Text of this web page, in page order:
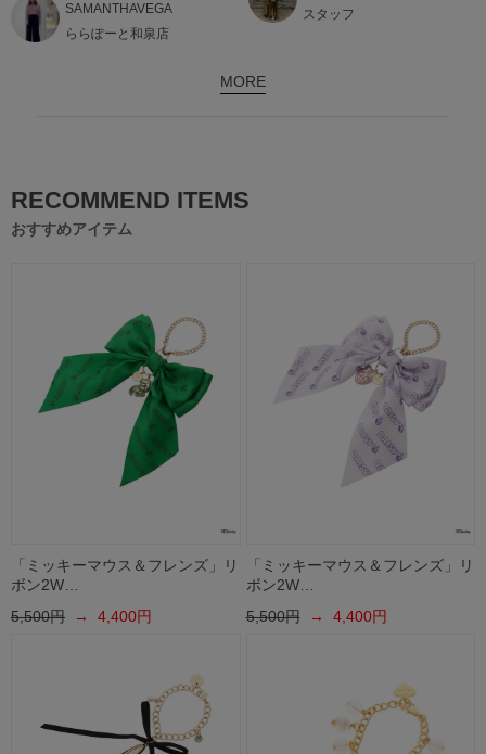
SAMANTHAVEGA
ららぽーと和泉店
スタッフ
MORE
RECOMMEND ITEMS
おすすめアイテム
「ミッキーマウス＆フレンズ」リ
ボン2W…
5,500円 → 4,400円
「ミッキーマウス＆フレンズ」リ
ボン2W…
5,500円→ 4,400円